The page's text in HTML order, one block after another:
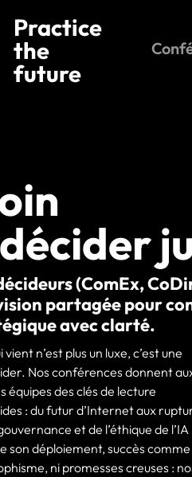
Practice
the
future
(ComEx,
partagée pour
avec clarté.
n’est plus un luxe, c’est une
Nos conférences donnent
équipes des clés de lecture
: du futur d’Internet aux
et de l’éthique de l’IA
son déploiement, succès comme
ni promesses creuses :